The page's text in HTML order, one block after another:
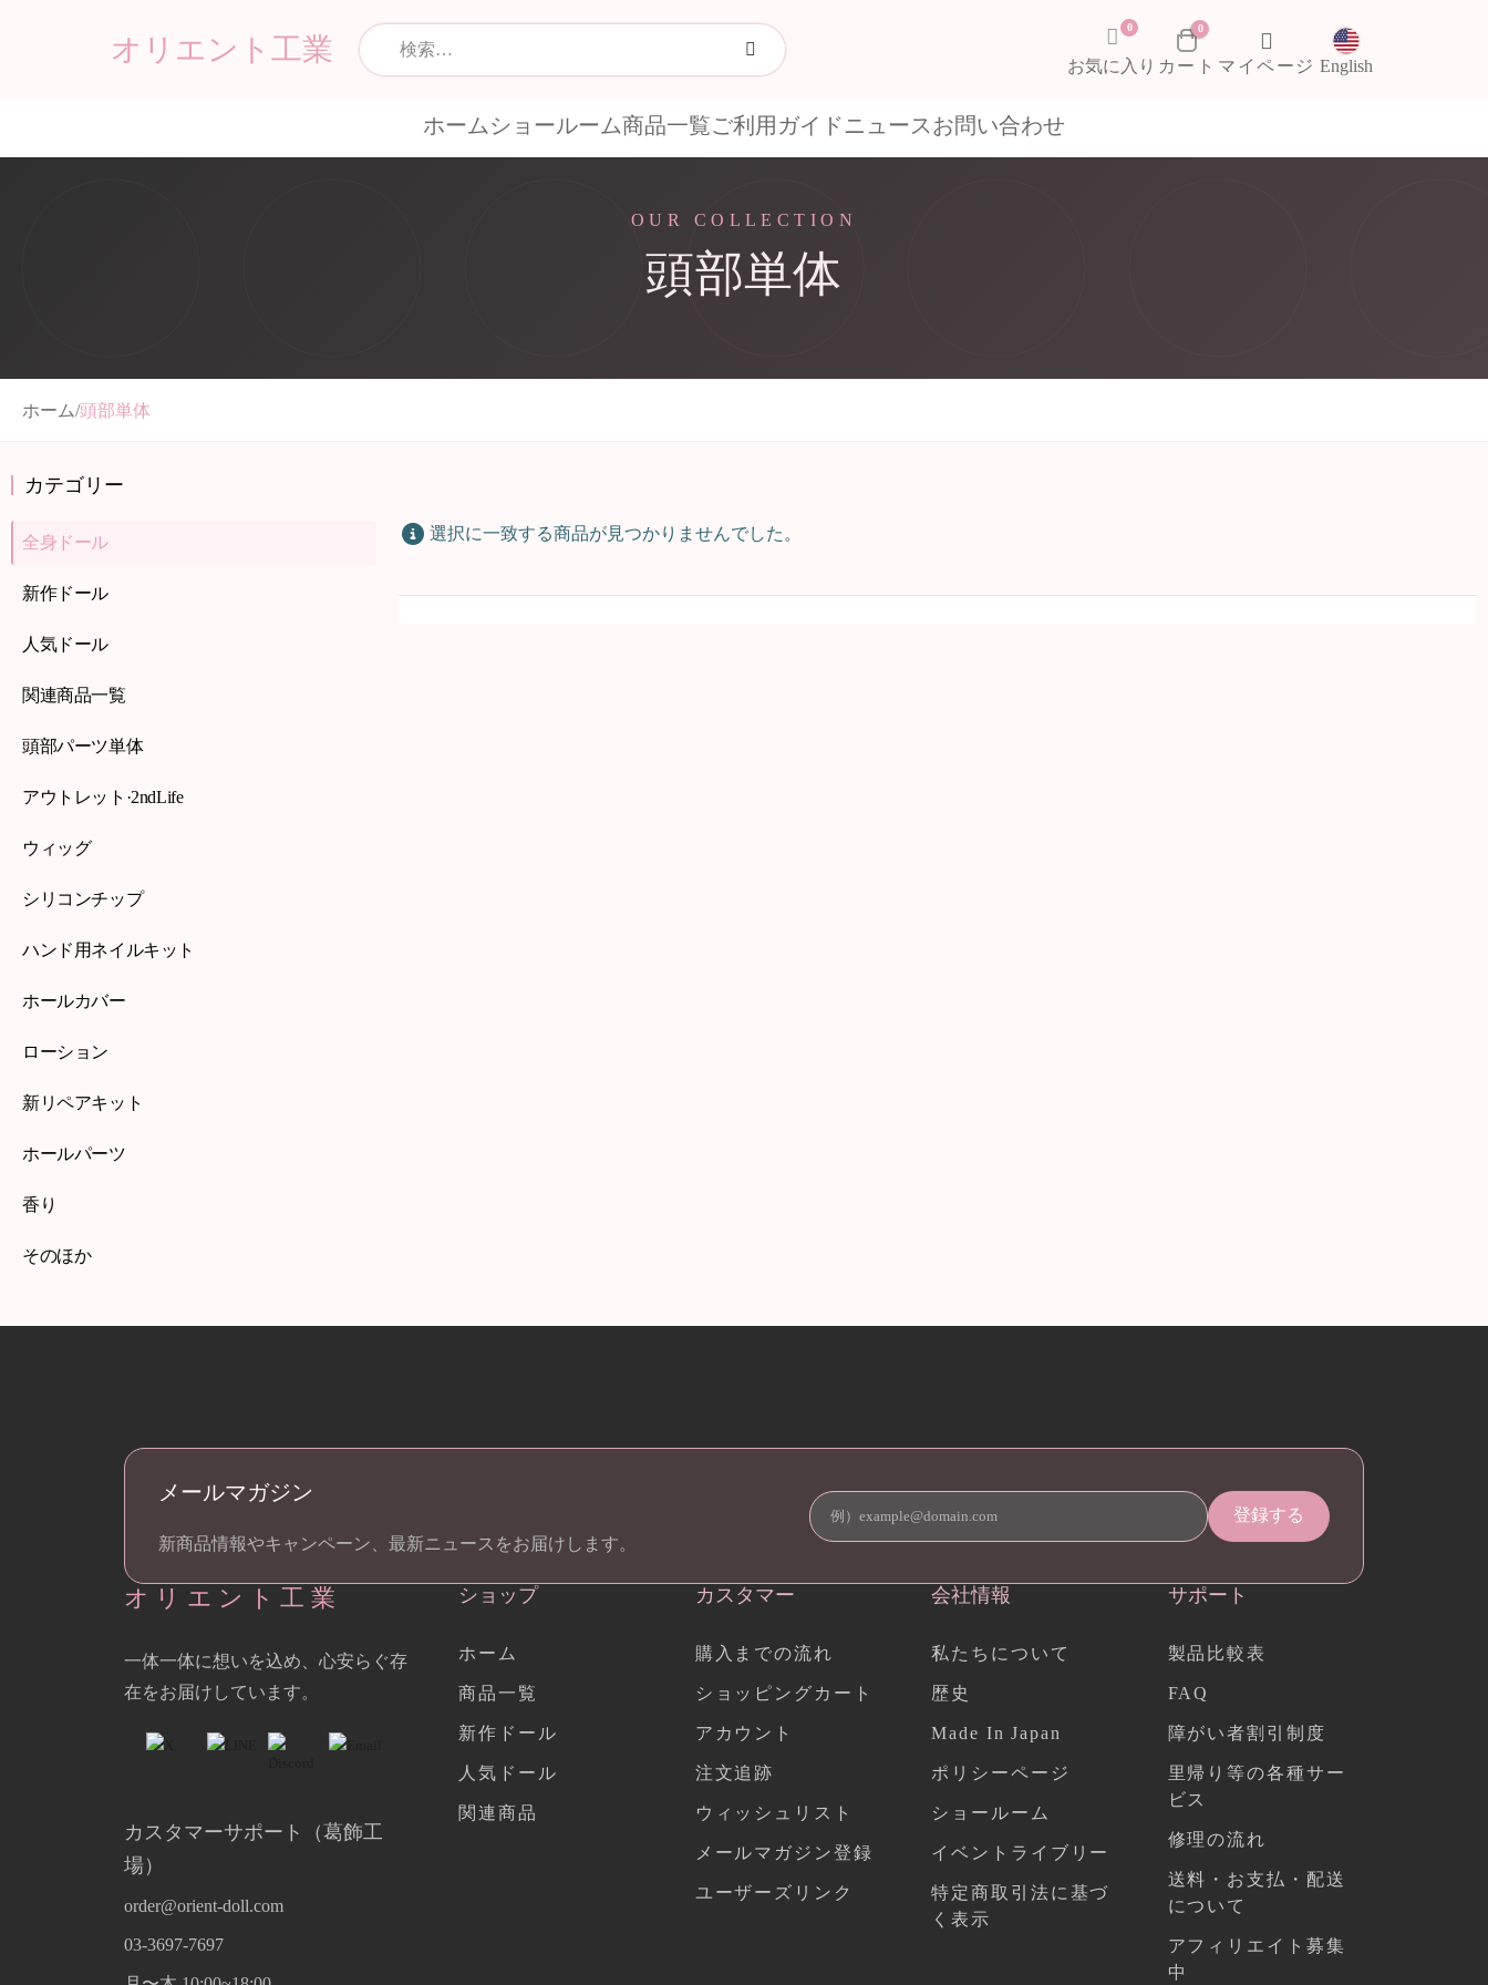
オリエント工業
0
お気に入り
0
English
ホームショールーム商品一覧ご利用ガイド ニュース お問い合わせ
OUR COLLECTION
頭部単体
ホーム/頭部単体
選択に一致する商品が見つかりませんでした。
カテゴリー
全身ドール
新作ドール
人気ドール
関連商品一覧
頭部パーツ単体
アウトレット·2ndLife
ウィッグ
シリコンチップ
ハンド用ネイルキット
ホールカバー
ローション
新リペアキット
ホールパーツ
香り
そのほか
メールマガジン
新商品情報やキャンペーン、最新ニュースをお届けします。
オリエント工業
一体一体に想いを込め、心安らぐ存
在をお届けしています。
カスタマーサポート（葛飾工
場）
order@orient-doll.com
03-3697-7697
ショップ
ホーム
商品一覧
新作ドール
人気ドール
関連商品
カスタマー
購入までの流れ
ショッピングカート
アカウント
注文追跡
ウィッシュリスト
メールマガジン登録
ユーザーズリンク
会社情報
私たちについて
歴史
Made In Japan
ポリシーページ
ショールーム
イベントライブリー
特定商取引法に基づ
く表示
サポート
製品比較表
FAQ
障がい者割引制度
里帰り等の各種サー
ビス
修理の流れ
送料・お支払・配送
について
アフィリエイト募集
中